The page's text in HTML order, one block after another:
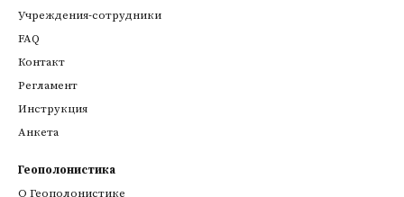
Учреждения-сотрудники
FAQ
Контакт
Регламент
Инструкция
Анкета
Геополонистика
О Геополонистике